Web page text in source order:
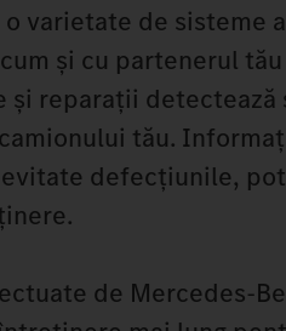
varietate de
și cu partenerul
reparații
tău.
defecțiunile,
de